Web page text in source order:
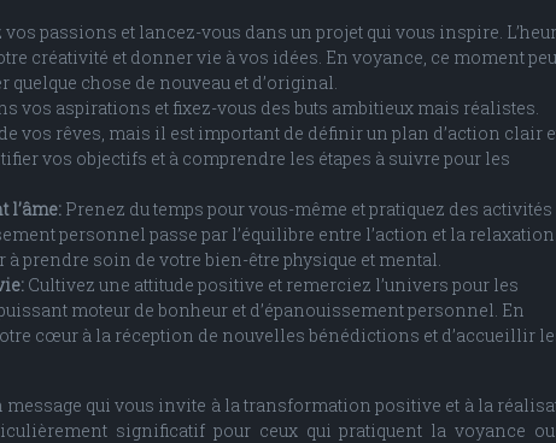
vos passions et lancez-vous dans un projet qui vous inspire.
créativité et donner vie à vos idées. En voyance, ce moment
chose de nouveau et d’original.
vos aspirations et fixez-vous des buts ambitieux mais réalistes.
vos rêves, mais il est important de définir un plan d’action clair
vos objectifs et à comprendre les étapes à suivre pour les
l’âme: Prenez du temps pour vous-même et pratiquez des activités
personnel passe par l’équilibre entre l’action et la
à prendre soin de votre bien-être physique et mental.
Cultivez une attitude positive et remerciez l’univers pour les
moteur de bonheur et d’épanouissement personnel. En
cœur à la réception de nouvelles bénédictions et d’accueillir
message qui vous invite à la transformation positive et à la
significatif pour ceux qui pratiquent la voyance